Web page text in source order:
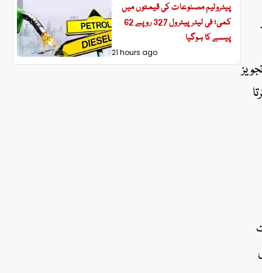
پیٹرولیم مصنوعات کی قیمتوں میں
کمی؛ فی لیٹر پیٹرول 327 روپے 62
پیسے کا ہوگیا
21 hours ago